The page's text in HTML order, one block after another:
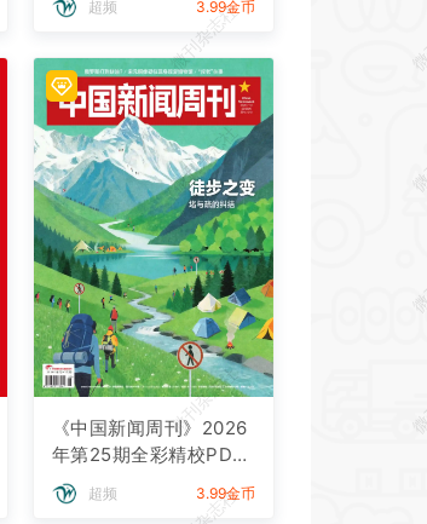
超频 3.99金币
《中国新闻周刊》2026
年第25期全彩精校PDF
杂志下载
超频 3.99金币
微刊杂志社
微刊杂志社
微刊杂志社
微刊杂志社